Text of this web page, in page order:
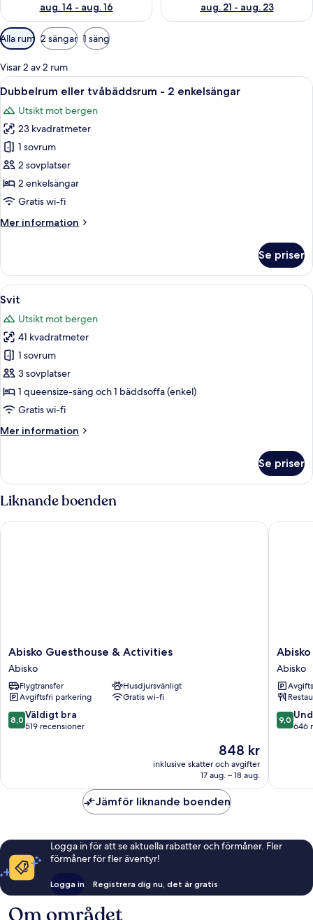
aug. 14 - aug. 16
aug. 21 - aug. 23
Tillgängliga
filter
för
rum
Alla rum 2 sängar 1 säng
Visar 2 av 2 rum
Öppna
alla
foton
för
Dubbelrum
eller
tvåbäddsrum
-
enkelsängar
En snyggt bäddad säng med ett
3
Dubbelrum eller tvåbäddsrum - 2 enkelsängar
Utsikt mot bergen
23 kvadratmeter
1 sovrum
2 sovplatser
2 enkelsängar
Gratis wi-fi
Mer information
Mer
eller
tvåbäddsrum
-
enkelsängar
Se priser
Öppna
alla
foton
för
Svit
En modern hotellobby med en
1
Svit
Utsikt mot bergen
41 kvadratmeter
1 sovrum
3 sovplatser
1 queensize-säng och 1 bäddsoffa (enkel)
Gratis wi-fi
Mer information
Mer
Se priser
Liknande boenden
Abisko
Guesthouse
&
Activities
Abisko
Abisko Guesthouse & Activities
Abisko
Flygtransfer
Husdjursvänligt
Avgiftsfri parkering
Gratis wi-fi
8.0
av
8,0 Väldigt bra
519 recensioner
Priset
är
848 kr
848 kr
inklusive skatter och avgifter
17 aug. – 18 aug.
Abisko Guesthouse & Activities
Abisko
STF
Abisko
Abisko
9.0
av
9,0
646
Abisko
Jämför liknande boenden
Logga in för att se aktuella rabatter och förmåner. Fler
förmåner för fler äventyr!
Logga in Registrera dig nu, det är gratis